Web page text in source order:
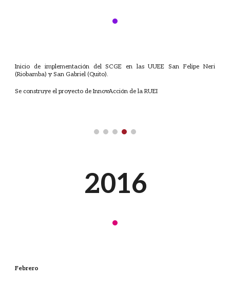
·
Inicio de implementación del SCGE en las UUEE San Felipe Neri
(Riobamba) y San Gabriel (Quito).
Se construye el proyecto de InnovAcción de la RUEI
2016
·
Febrero